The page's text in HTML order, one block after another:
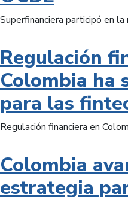
Superfinanciera participó en
Regulación
Colombia ha
para las
Regulación financiera en
Colombia
estrategia